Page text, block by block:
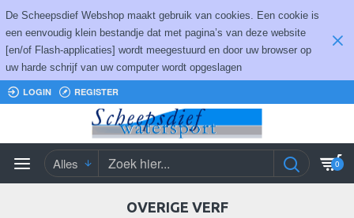
De Scheepsdief Webshop maakt gebruik van cookies. Een cookie is
een eenvoudig klein bestandje dat met pagina’s van deze website
[en/of Flash-applicaties] wordt meegestuurd en door uw browser op
uw harde schrijf van uw computer wordt opgeslagen
LOGIN REGISTER
Alles 0
OVERIGE VERF